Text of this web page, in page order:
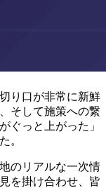
り口が非常に新鮮
そして施策への繋
ぐっと上がった」
。
のリアルな一次情
を掛け合わせ、皆